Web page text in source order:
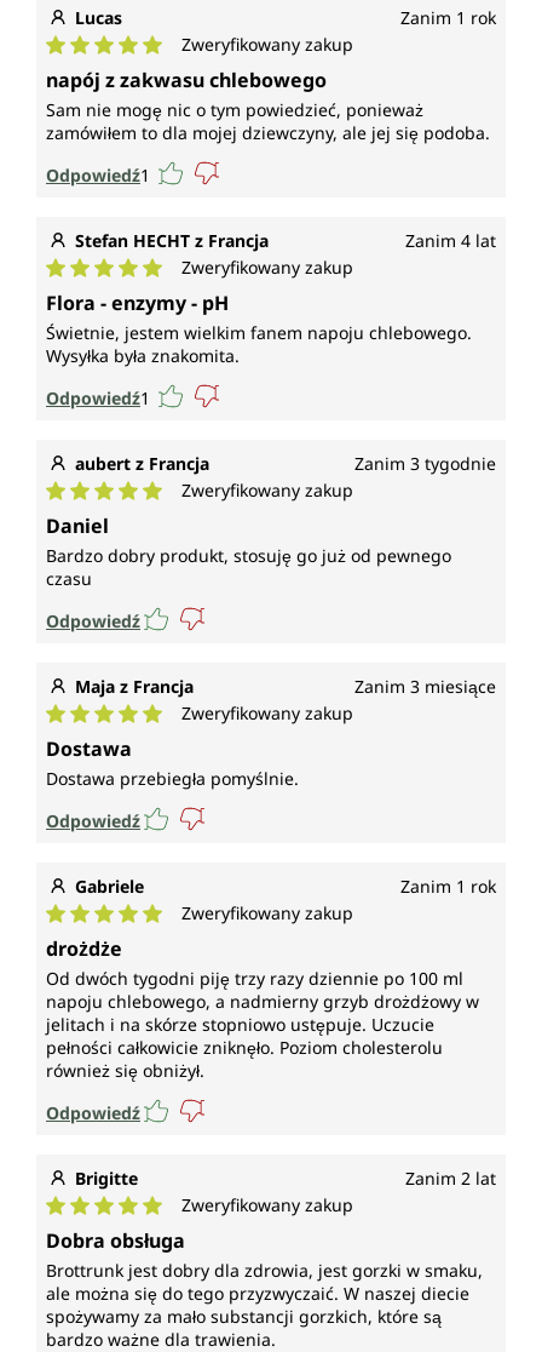
Lucas Zanim 1 rok
Średnia ocena 5 z 5 gwiazdek
Zweryfikowany zakup
napój z zakwasu chlebowego
Sam nie mogę nic o tym powiedzieć, ponieważ
zamówiłem to dla mojej dziewczyny, ale jej się podoba.
Odpowiedź1
Stefan HECHT z Francja Zanim 4 lat
Średnia ocena 5 z 5 gwiazdek
Zweryfikowany zakup
Flora - enzymy - pH
Świetnie, jestem wielkim fanem napoju chlebowego.
Wysyłka była znakomita.
Odpowiedź1
aubert z Francja Zanim 3 tygodnie
Średnia ocena 5 z 5 gwiazdek
Zweryfikowany zakup
Daniel
Bardzo dobry produkt, stosuję go już od pewnego
czasu
Odpowiedź
Maja z Francja Zanim 3 miesiące
Średnia ocena 5 z 5 gwiazdek
Zweryfikowany zakup
Dostawa
Dostawa przebiegła pomyślnie.
Odpowiedź
Gabriele Zanim 1 rok
Średnia ocena 5 z 5 gwiazdek
Zweryfikowany zakup
drożdże
Od dwóch tygodni piję trzy razy dziennie po 100 ml
napoju chlebowego, a nadmierny grzyb drożdżowy w
jelitach i na skórze stopniowo ustępuje. Uczucie
pełności całkowicie zniknęło. Poziom cholesterolu
również się obniżył.
Odpowiedź
Brigitte Zanim 2 lat
Średnia ocena 5 z 5 gwiazdek
Zweryfikowany zakup
Dobra obsługa
Brottrunk jest dobry dla zdrowia, jest gorzki w smaku,
ale można się do tego przyzwyczaić. W naszej diecie
spożywamy za mało substancji gorzkich, które są
bardzo ważne dla trawienia.